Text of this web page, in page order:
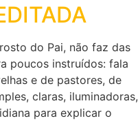
do Pai, não faz das
poucos instruídos: fala
e de pastores, de
claras, iluminadoras,
para explicar o